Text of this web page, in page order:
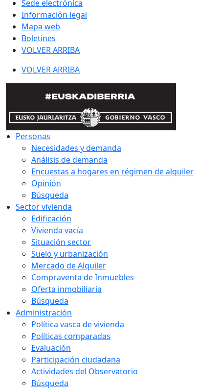
Sede electrónica
Información legal
Mapa web
Boletines
VOLVER ARRIBA
VOLVER ARRIBA
Personas
Necesidades y demanda
Análisis de demanda
Encuestas a hogares en régimen de alquiler
Opinión
Búsqueda
Sector vivienda
Edificación
Vivienda vacía
Situación sector
Suelo y urbanización
Mercado de Alquiler
Compraventa de Inmuebles
Oferta inmobiliaria
Búsqueda
Administración
Política vasca de vivienda
Políticas comparadas
Evaluación
Participación ciudadana
Actividades del Observatorio
Búsqueda